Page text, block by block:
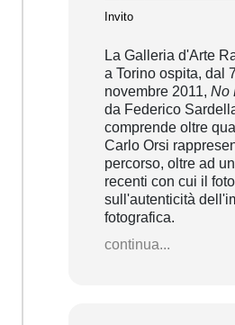
Invito
La Galleria d'Arte
a Torino ospita, dal
novembre 2011, No
da Federico
comprende oltre
Carlo Orsi
percorso, oltre ad
recenti con cui il
sull'autenticità
fotografica.
continua...